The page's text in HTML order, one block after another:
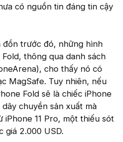
có nguồn tin đáng tin cậy
đồn trước đó, những hình
thông qua danh sách
cho thấy nó có
MagSafe. Tuy nhiên, nếu
Fold sẽ là chiếc iPhone
chuyền sản xuất mà
11 Pro, một thiếu sót
giá 2.000 USD.